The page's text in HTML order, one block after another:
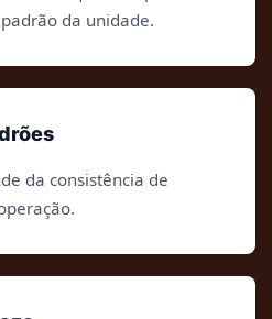
da unidade.
da consistência de